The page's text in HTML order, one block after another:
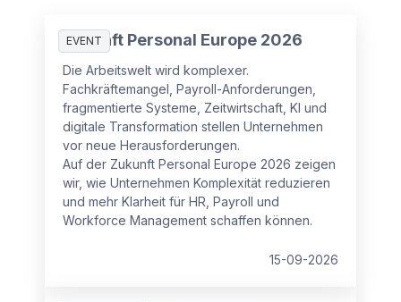
EVENT
Zukunft Personal Europe 2026
Die Arbeitswelt wird komplexer.
Fachkräftemangel, Payroll-Anforderungen,
fragmentierte Systeme, Zeitwirtschaft, KI und
digitale Transformation stellen Unternehmen
vor neue Herausforderungen.
Auf der Zukunft Personal Europe 2026 zeigen
wir, wie Unternehmen Komplexität reduzieren
und mehr Klarheit für HR, Payroll und
Workforce Management schaffen können.
15-09-2026